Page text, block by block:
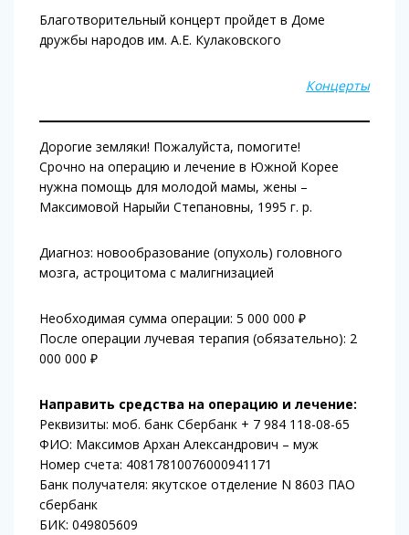
Благотворительный концерт пройдет в Доме
дружбы народов им. А.Е. Кулаковского
Концерты
Дорогие земляки! Пожалуйста, помогите!
Срочно на операцию и лечение в Южной Корее
нужна помощь для молодой мамы, жены –
Максимовой Нарыйи Степановны, 1995 г. р.
Диагноз: новообразование (опухоль) головного
мозга, астроцитома с малигнизацией
Необходимая сумма операции: 5 000 000 ₽
После операции лучевая терапия (обязательно): 2
000 000 ₽
Направить средства на операцию и лечение:
Реквизиты: моб. банк Сбербанк + 7 984 118-08-65
ФИО: Максимов Архан Александрович – муж
Номер счета: 40817810076000941171
Банк получателя: якутское отделение N 8603 ПАО
сбербанк
БИК: 049805609